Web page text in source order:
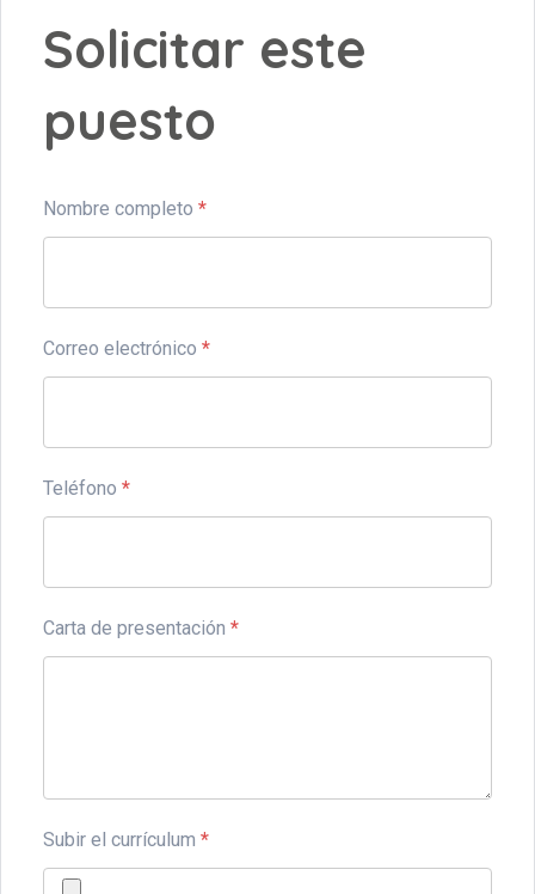
Solicitar este
puesto
Nombre completo *
Correo electrónico *
Teléfono *
Carta de presentación *
Subir el currículum *